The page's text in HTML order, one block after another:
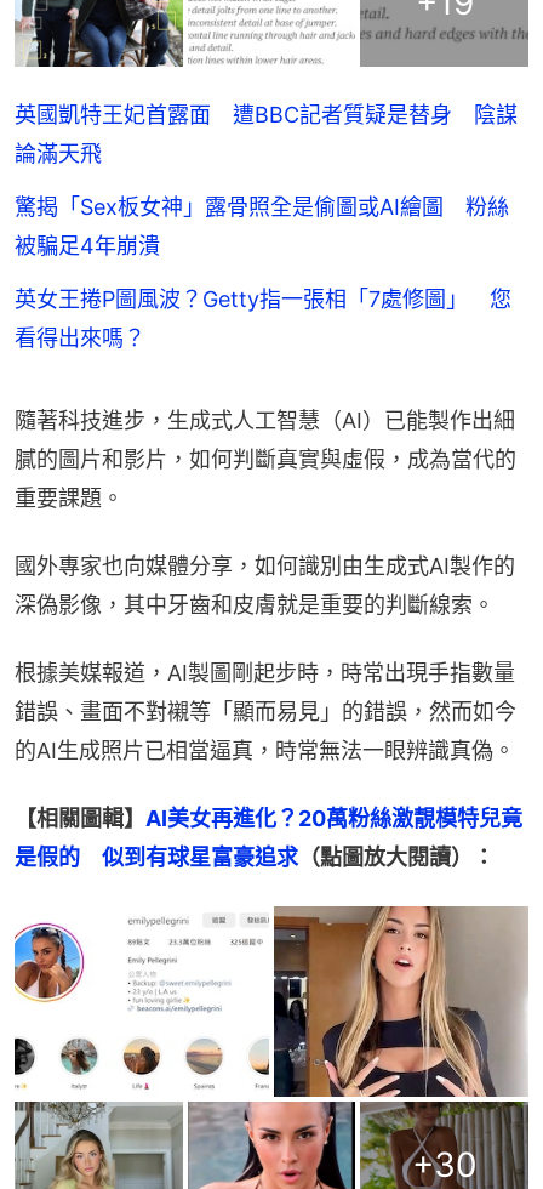
英國凱特王妃首露面 遭BBC記者質疑是替身 陰謀
論滿天飛
驚揭「Sex板女神」露骨照全是偷圖或AI繪圖 粉絲
被騙足4年崩潰
英女王捲P圖風波？Getty指一張相「7處修圖」 您
看得出來嗎？
隨著科技進步，生成式人工智慧（AI）已能製作出細
膩的圖片和影片，如何判斷真實與虛假，成為當代的
重要課題。
國外專家也向媒體分享，如何識別由生成式AI製作的
深偽影像，其中牙齒和皮膚就是重要的判斷線索。
根據美媒報道，AI製圖剛起步時，時常出現手指數量
錯誤、畫面不對襯等「顯而易見」的錯誤，然而如今
的AI生成照片已相當逼真，時常無法一眼辨識真偽。
【相關圖輯】 AI美女再進化？20萬粉絲激靚模特兒竟
是假的　似到有球星富豪追求（點圖放大閱讀）：
+30